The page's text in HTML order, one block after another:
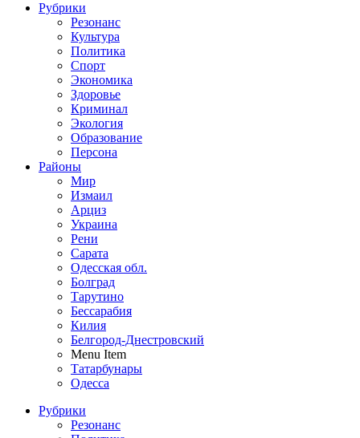
Рубрики
Резонанс
Культура
Политика
Спорт
Экономика
Здоровье
Криминал
Экология
Образование
Персона
Районы
Мир
Измаил
Арциз
Украина
Рени
Сарата
Одесская обл.
Болград
Тарутино
Бессарабия
Килия
Белгород-Днестровский
Menu Item
Татарбунары
Одесса
Рубрики
Резонанс